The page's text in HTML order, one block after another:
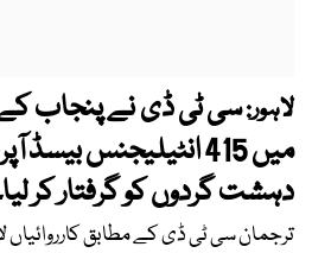
لاہور:سی ٹی ڈی نے پنجاب
دہشت گردوں کو گرفتار کر
ترجمان سی ٹی ڈی کے مطابق کارروائیاں